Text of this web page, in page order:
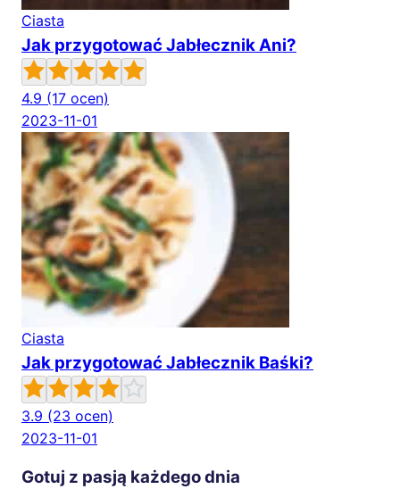
Ciasta
Jak przygotować Jabłecznik Ani?
4.9 (17 ocen)
2023-11-01
Ciasta
Jak przygotować Jabłecznik Baśki?
3.9 (23 ocen)
2023-11-01
Gotuj z pasją każdego dnia